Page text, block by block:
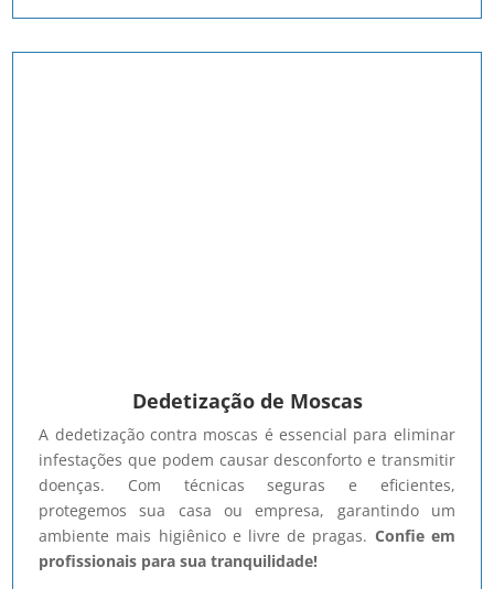
Dedetização de Moscas
A dedetização contra moscas é essencial para eliminar
infestações que podem causar desconforto e transmitir
doenças. Com técnicas seguras e eficientes,
protegemos sua casa ou empresa, garantindo um
ambiente mais higiênico e livre de pragas. Confie em
profissionais para sua tranquilidade!